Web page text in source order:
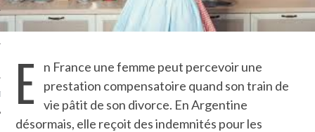
E
n France une femme peut percevoir une
prestation compensatoire quand son train de
vie pâtit de son divorce. En Argentine
désormais, elle reçoit des indemnités pour les